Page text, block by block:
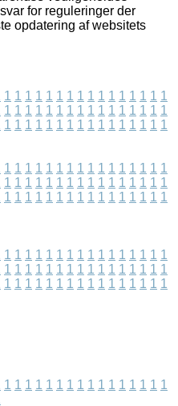
for reguleringer der
opdatering af websitets
1 1 1 1 1 1 1 1 1 1 1 1 1 1 1 1
1 1 1 1 1 1 1 1 1 1 1 1 1 1 1 1
1 1 1 1 1 1 1 1 1 1 1 1 1 1 1 1
1 1 1 1 1 1 1 1 1 1 1 1 1 1 1 1
1 1 1 1 1 1 1 1 1 1 1 1 1 1 1 1
1 1 1 1 1 1 1 1 1 1 1 1 1 1 1 1
1 1 1 1 1 1 1 1 1 1 1 1 1 1 1 1
1 1 1 1 1 1 1 1 1 1 1 1 1 1 1 1
1 1 1 1 1 1 1 1 1 1 1 1 1 1 1 1
1 1 1 1 1 1 1 1 1 1 1 1 1 1 1 1